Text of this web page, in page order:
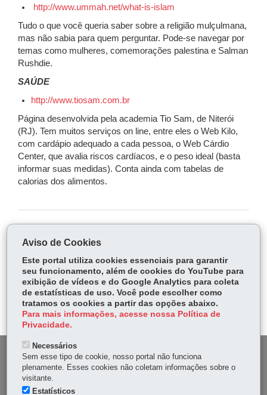
http://www.ummah.net/what-is-islam
Tudo o que você queria saber sobre a religião mulçulmana,
mas não sabia para quem perguntar. Pode-se navegar por
temas como mulheres, comemorações palestina e Salman
Rushdie.
SAÚDE
http://www.tiosam.com.br
Página desenvolvida pela academia Tio Sam, de Niterói
(RJ). Tem muitos serviços on line, entre eles o Web Kilo,
com cardápio adequado a cada pessoa, o Web Cárdio
Center, que avalia riscos cardíacos, e o peso ideal (basta
informar suas medidas). Conta ainda com tabelas de
calorias dos alimentos.
ce
bo
ok
Tw
itt
er
ha
ts
Ap
p
Voltar Início Imprimir Baixar
DENUNCIE CORRUPÇÃO
OUVIDORIA
Aviso de Cookies
Este portal utiliza cookies essenciais para garantir
seu funcionamento, além de cookies do YouTube para
exibição de vídeos e do Google Analytics para coleta
de estatísticas de uso. Você pode escolher como
tratamos os cookies a partir das opções abaixo.
Para mais informações, acesse nossa Política de
Privacidade.
Necessários
Sem esse tipo de cookie, nosso portal não funciona
plenamente. Esses cookies não coletam informações sobre o
visitante.
Estatísticos